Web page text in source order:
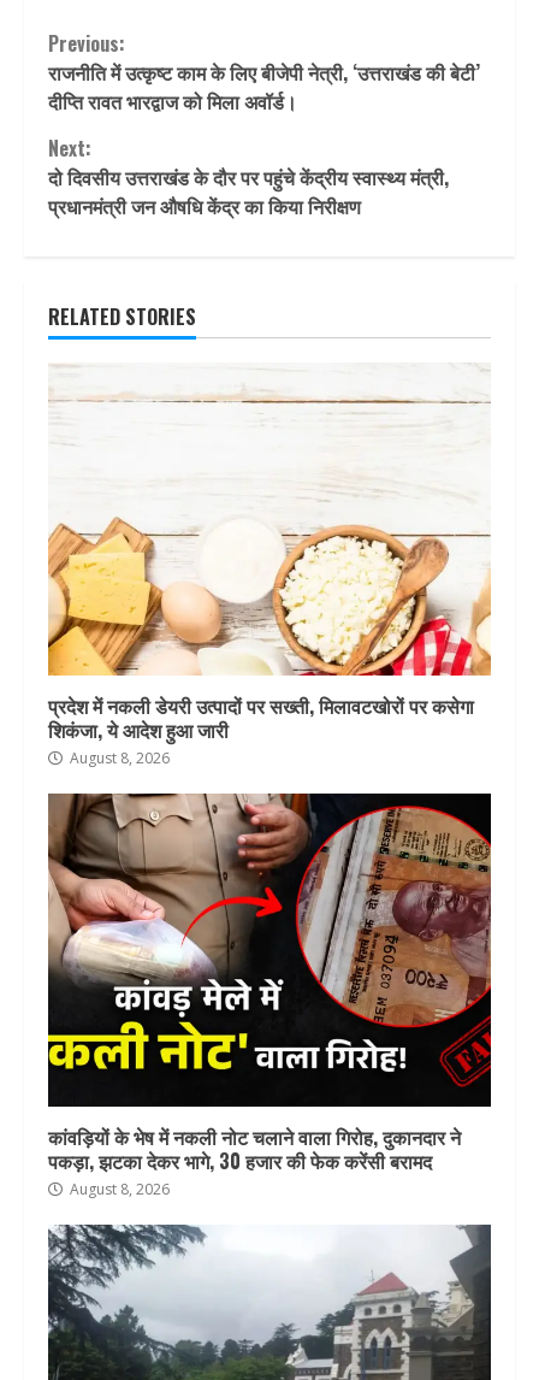
Continue
Reading
Previous:
राजनीति में उत्कृष्ट काम के लिए बीजेपी नेत्री, ‘उत्तराखंड की बेटी’
दीप्ति रावत भारद्वाज को मिला अवॉर्ड।
Next:
दो दिवसीय उत्तराखंड के दौर पर पहुंचे केंद्रीय स्वास्थ्य मंत्री,
प्रधानमंत्री जन औषधि केंद्र का किया निरीक्षण
RELATED STORIES
प्रदेश में नकली डेयरी उत्पादों पर सख्ती, मिलावटखोरों पर कसेगा
शिकंजा, ये आदेश हुआ जारी
August 8, 2026
कांवड़ियों के भेष में नकली नोट चलाने वाला गिरोह, दुकानदार ने
पकड़ा, झटका देकर भागे, 30 हजार की फेक करेंसी बरामद
August 8, 2026